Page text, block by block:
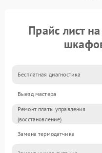
Прайс лист
Бесплатная диагностика
Выезд мастера
Ремонт платы управления
(восстановление)
Замена термодатчика